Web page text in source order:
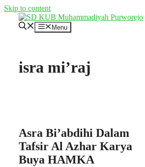
Skip to content
Menu
isra mi’raj
Asra Bi’abdihi Dalam
Tafsir Al Azhar Karya
Buya HAMKA